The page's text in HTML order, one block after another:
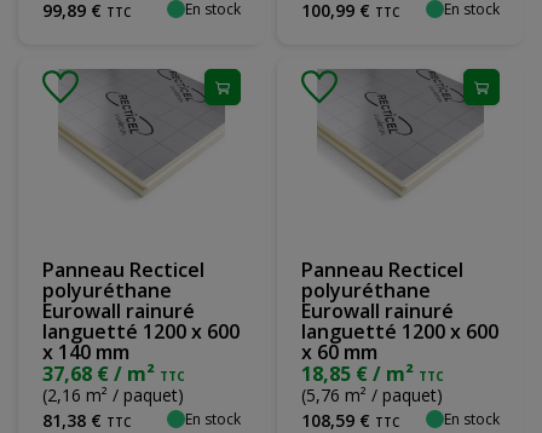
99,89 € TTC En stock
100,99 € TTC En stock
Panneau Recticel
polyuréthane
Eurowall rainuré
languetté 1200 x 600
x 140 mm
37,68 € / m² TTC
(2,16 m² / paquet)
81,38 € TTC En stock
Panneau Recticel
polyuréthane
Eurowall rainuré
languetté 1200 x 600
x 60 mm
18,85 € / m² TTC
(5,76 m² / paquet)
108,59 € TTC En stock